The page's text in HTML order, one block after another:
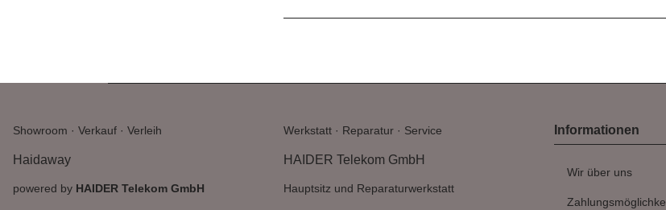
Showroom · Verkauf · Verleih
Haidaway
powered by HAIDER Telekom GmbH
Werkstatt · Reparatur · Service
HAIDER Telekom GmbH
Hauptsitz und Reparaturwerkstatt
Informationen
Wir über uns